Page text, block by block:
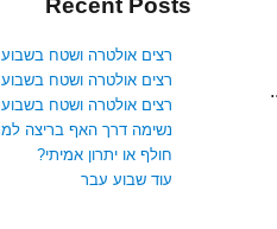
Recent Posts
רצים אולטרה ושטח בשבוע של 16
רצים אולטרה ושטח בשבוע של 9
רצים אולטרה ושטח בשבוע של 2
נשימה דרך האף בריצה
חולף או יתרון אמיתי?
עוד שבוע עבר